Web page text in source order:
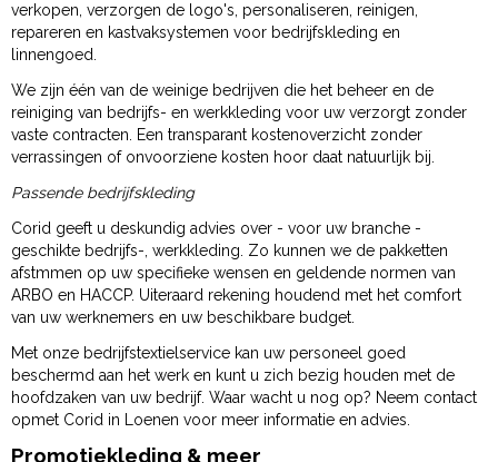
verkopen, verzorgen de logo's, personaliseren, reinigen,
repareren en kastvaksystemen voor bedrijfskleding en
linnengoed.
We zijn één van de weinige bedrijven die het beheer en de
reiniging van bedrijfs- en werkkleding voor uw verzorgt zonder
vaste contracten. Een transparant kostenoverzicht zonder
verrassingen of onvoorziene kosten hoor daat natuurlijk bij.
Passende bedrijfskleding
Corid geeft u deskundig advies over - voor uw branche -
geschikte bedrijfs-, werkkleding. Zo kunnen we de pakketten
afstmmen op uw specifieke wensen en geldende normen van
ARBO en HACCP. Uiteraard rekening houdend met het comfort
van uw werknemers en uw beschikbare budget.
Met onze bedrijfstextielservice kan uw personeel goed
beschermd aan het werk en kunt u zich bezig houden met de
hoofdzaken van uw bedrijf. Waar wacht u nog op? Neem contact
opmet Corid in Loenen voor meer informatie en advies.
Promotiekleding & meer